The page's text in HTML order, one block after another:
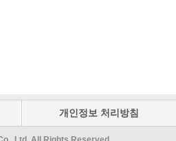
개인정보 처리방침